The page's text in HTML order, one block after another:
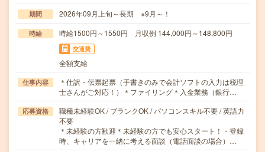
期間 2026年09月上旬～長期 ※9月～！
時給 時給1500円～1550円 月収例 144,000円～148,800円
交通費
全額支給
仕事内容
＊仕訳・伝票起票（手書きのみで会計ソフトの入力は税理
士さんがご対応！）＊ファイリング＊入金業務（銀行…
応募資格
職種未経験OK / ブランクOK / パソコンスキル不要 / 英語力
不要
＊未経験の方歓迎＊未経験の方でも安心スタート！・登録
時、キャリアを一緒に考える面談（電話面談の場合）…